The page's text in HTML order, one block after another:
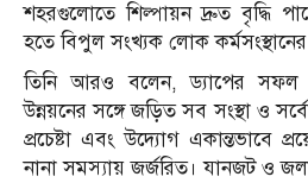
শহরগুলোতে শিল্পায়ন দ্রুত বৃদ্ধি
হতে বিপুল সংখ্যক লোক
তিনি আরও বলেন, ড্যাপের সফল
উন্নয়নের সঙ্গে জড়িত সব সংস্থা ও
প্রচেষ্টা এবং উদ্যোগ একান্তভাবে
নানা সমস্যায় জর্জরিত। যানজট ও